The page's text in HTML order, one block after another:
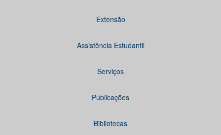
Extensão
Assistência Estudantil
Serviços
Publicações
Bibliotecas